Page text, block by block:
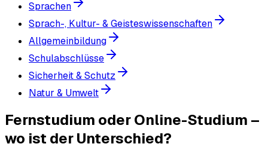
Sprachen
Sprach-, Kultur- & Geisteswissenschaften
Allgemeinbildung
Schulabschlüsse
Sicherheit & Schutz
Natur & Umwelt
Fernstudium oder Online-Studium –
wo ist der Unterschied?